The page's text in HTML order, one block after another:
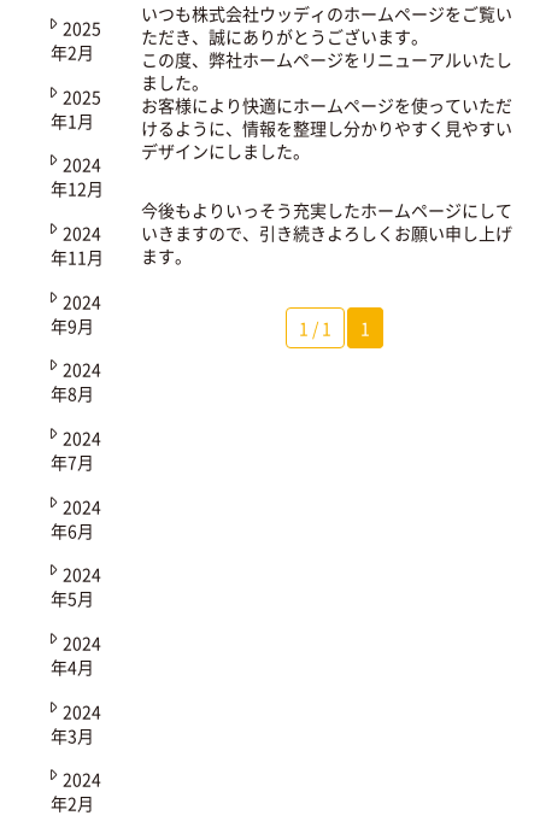
いつも株式会社ウッディのホームページをご覧い
ただき、誠にありがとうございます。
この度、弊社ホームページをリニューアルいたし
ました。
お客様により快適にホームページを使っていただ
けるように、情報を整理し分かりやすく見やすい
デザインにしました。
今後もよりいっそう充実したホームページにして
いきますので、引き続きよろしくお願い申し上げ
ます。
1 / 1 1
2025
年2月
2025
年1月
2024
年12月
2024
年11月
2024
年9月
2024
年8月
2024
年7月
2024
年6月
2024
年5月
2024
年4月
2024
年3月
2024
年2月